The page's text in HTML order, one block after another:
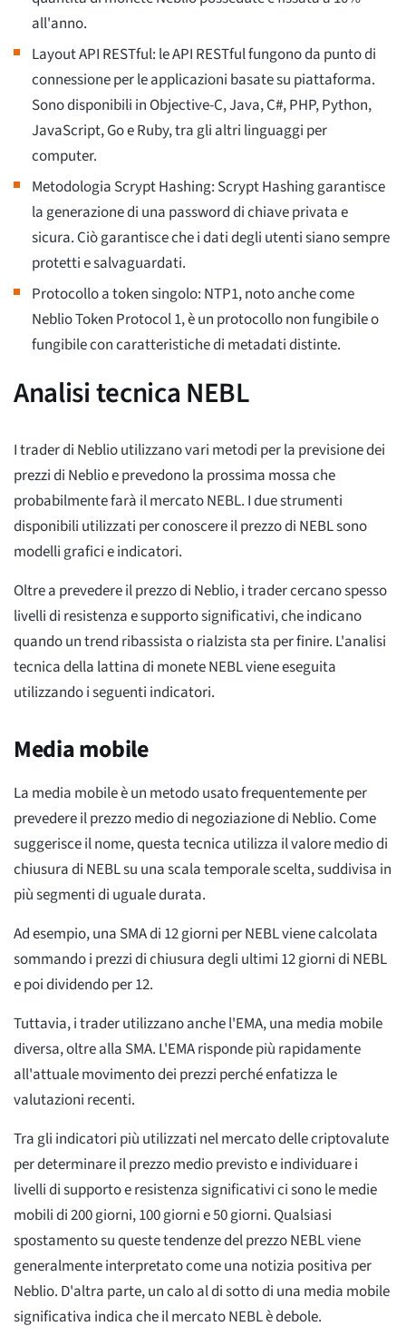
all'anno.
Layout API RESTful: le API RESTful fungono da punto di
connessione per le applicazioni basate su piattaforma.
Sono disponibili in Objective-C, Java, C#, PHP, Python,
JavaScript, Go e Ruby, tra gli altri linguaggi per
computer.
Metodologia Scrypt Hashing: Scrypt Hashing garantisce
la generazione di una password di chiave privata e
sicura. Ciò garantisce che i dati degli utenti siano sempre
protetti e salvaguardati.
Protocollo a token singolo: NTP1, noto anche come
Neblio Token Protocol 1, è un protocollo non fungibile o
fungibile con caratteristiche di metadati distinte.
Analisi tecnica NEBL
I trader di Neblio utilizzano vari metodi per la previsione dei
prezzi di Neblio e prevedono la prossima mossa che
probabilmente farà il mercato NEBL. I due strumenti
disponibili utilizzati per conoscere il prezzo di NEBL sono
modelli grafici e indicatori.
Oltre a prevedere il prezzo di Neblio, i trader cercano spesso
livelli di resistenza e supporto significativi, che indicano
quando un trend ribassista o rialzista sta per finire. L'analisi
tecnica della lattina di monete NEBL viene eseguita
utilizzando i seguenti indicatori.
Media mobile
La media mobile è un metodo usato frequentemente per
prevedere il prezzo medio di negoziazione di Neblio. Come
suggerisce il nome, questa tecnica utilizza il valore medio di
chiusura di NEBL su una scala temporale scelta, suddivisa in
più segmenti di uguale durata.
Ad esempio, una SMA di 12 giorni per NEBL viene calcolata
sommando i prezzi di chiusura degli ultimi 12 giorni di NEBL
e poi dividendo per 12.
Tuttavia, i trader utilizzano anche l'EMA, una media mobile
diversa, oltre alla SMA. L'EMA risponde più rapidamente
all'attuale movimento dei prezzi perché enfatizza le
valutazioni recenti.
Tra gli indicatori più utilizzati nel mercato delle criptovalute
per determinare il prezzo medio previsto e individuare i
livelli di supporto e resistenza significativi ci sono le medie
mobili di 200 giorni, 100 giorni e 50 giorni. Qualsiasi
spostamento su queste tendenze del prezzo NEBL viene
generalmente interpretato come una notizia positiva per
Neblio. D'altra parte, un calo al di sotto di una media mobile
significativa indica che il mercato NEBL è debole.